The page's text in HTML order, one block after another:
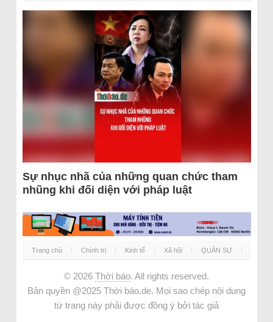
Sự nhục nhã của những quan chức tham
nhũng khi đối diện với pháp luật
Trang chủ Chính trị Kinh tế Xã hội QUÂN SỰ
© 2026 Thời báo. All rights reserved.
Bản quyền @2025 Thời báo.de. Mọi sao chép nội dung
từ trang này phải được đồng ý bởi tác giả